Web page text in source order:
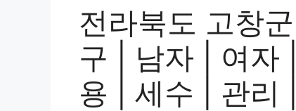
전라북도 고창
구 | 남자 | 여자
용 | 세수 | 관리